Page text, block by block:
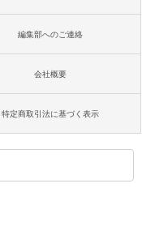
編集部へのご連絡
会社概要
特定商取引法に基づく表示